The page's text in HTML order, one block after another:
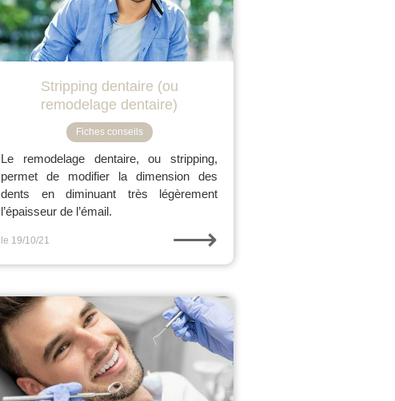
Stripping dentaire (ou
remodelage dentaire)
Fiches conseils
Le remodelage dentaire, ou stripping,
permet de modifier la dimension des
dents en diminuant très légèrement
l’épaisseur de l’émail.
le 19/10/21 ⟶